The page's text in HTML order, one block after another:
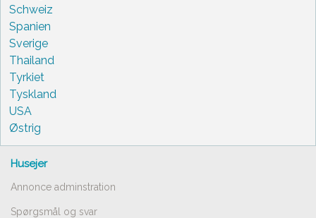
Schweiz
Spanien
Sverige
Thailand
Tyrkiet
Tyskland
USA
Østrig
Husejer
Annonce adminstration
Spørgsmål og svar